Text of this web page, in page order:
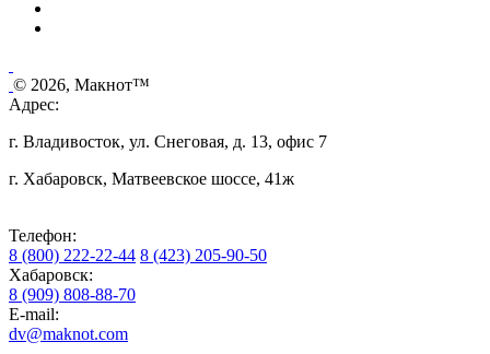
© 2026, Макнот™
Адрес:
г. Владивосток, ул. Снеговая, д. 13, офис 7
г. Хабаровск, Матвеевское шоссе, 41ж
Телефон:
8 (800) 222-22-44 8 (423) 205-90-50
Хабаровск:
8 (909) 808-88-70
E-mail:
dv@maknot.com